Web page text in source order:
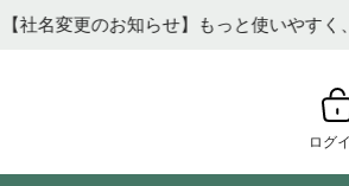
【社名変更のお知らせ】もっと使いやすく
ログ